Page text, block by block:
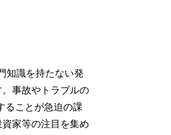
知識を持たない発
事故やトラブルの
ることが急迫の課
家等の注目を集め